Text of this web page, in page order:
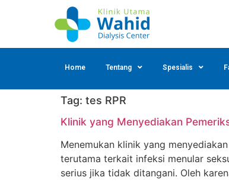
Home Tentang Spesialis
Tag: tes RPR
Klinik yang Menyediakan
Menemukan klinik yang
terutama terkait infeksi menular
serius jika tidak ditangani. Oleh